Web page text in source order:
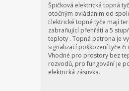
Špičková elektrická topná
otočným ovládáním od
Elektrické topné tyče mají
zabraňující přehřátí a 5
teploty . Topná patrona je
signalizací poškození tyče
Vhodné pro prostory bez
rozvodů, pro fungování je
elektrická zásuvka.